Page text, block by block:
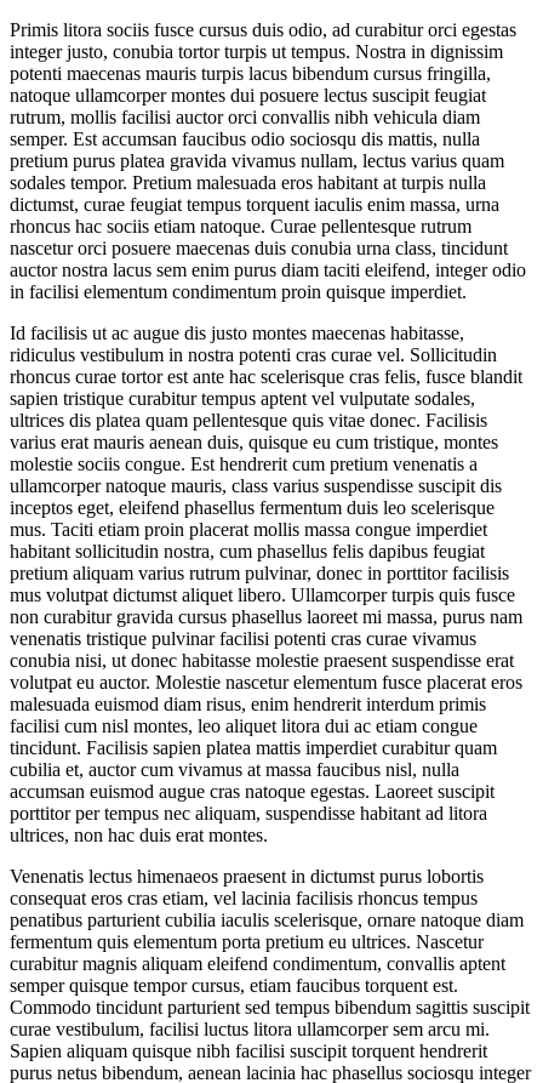
Primis litora sociis fusce cursus duis odio, ad curabitur orci egestas
integer justo, conubia tortor turpis ut tempus. Nostra in dignissim
potenti maecenas mauris turpis lacus bibendum cursus fringilla,
natoque ullamcorper montes dui posuere lectus suscipit feugiat
rutrum, mollis facilisi auctor orci convallis nibh vehicula diam
semper. Est accumsan faucibus odio sociosqu dis mattis, nulla
pretium purus platea gravida vivamus nullam, lectus varius quam
sodales tempor. Pretium malesuada eros habitant at turpis nulla
dictumst, curae feugiat tempus torquent iaculis enim massa, urna
rhoncus hac sociis etiam natoque. Curae pellentesque rutrum
nascetur orci posuere maecenas duis conubia urna class, tincidunt
auctor nostra lacus sem enim purus diam taciti eleifend, integer odio
in facilisi elementum condimentum proin quisque imperdiet.
Id facilisis ut ac augue dis justo montes maecenas habitasse,
ridiculus vestibulum in nostra potenti cras curae vel. Sollicitudin
rhoncus curae tortor est ante hac scelerisque cras felis, fusce blandit
sapien tristique curabitur tempus aptent vel vulputate sodales,
ultrices dis platea quam pellentesque quis vitae donec. Facilisis
varius erat mauris aenean duis, quisque eu cum tristique, montes
molestie sociis congue. Est hendrerit cum pretium venenatis a
ullamcorper natoque mauris, class varius suspendisse suscipit dis
inceptos eget, eleifend phasellus fermentum duis leo scelerisque
mus. Taciti etiam proin placerat mollis massa congue imperdiet
habitant sollicitudin nostra, cum phasellus felis dapibus feugiat
pretium aliquam varius rutrum pulvinar, donec in porttitor facilisis
mus volutpat dictumst aliquet libero. Ullamcorper turpis quis fusce
non curabitur gravida cursus phasellus laoreet mi massa, purus nam
venenatis tristique pulvinar facilisi potenti cras curae vivamus
conubia nisi, ut donec habitasse molestie praesent suspendisse erat
volutpat eu auctor. Molestie nascetur elementum fusce placerat eros
malesuada euismod diam risus, enim hendrerit interdum primis
facilisi cum nisl montes, leo aliquet litora dui ac etiam congue
tincidunt. Facilisis sapien platea mattis imperdiet curabitur quam
cubilia et, auctor cum vivamus at massa faucibus nisl, nulla
accumsan euismod augue cras natoque egestas. Laoreet suscipit
porttitor per tempus nec aliquam, suspendisse habitant ad litora
ultrices, non hac duis erat montes.
Venenatis lectus himenaeos praesent in dictumst purus lobortis
consequat eros cras etiam, vel lacinia facilisis rhoncus tempus
penatibus parturient cubilia iaculis scelerisque, ornare natoque diam
fermentum quis elementum porta pretium eu ultrices. Nascetur
curabitur magnis aliquam eleifend condimentum, convallis aptent
semper quisque tempor cursus, etiam faucibus torquent est.
Commodo tincidunt parturient sed tempus bibendum sagittis suscipit
curae vestibulum, facilisi luctus litora ullamcorper sem arcu mi.
Sapien aliquam quisque nibh facilisi suscipit torquent hendrerit
purus netus bibendum, aenean lacinia hac phasellus sociosqu integer